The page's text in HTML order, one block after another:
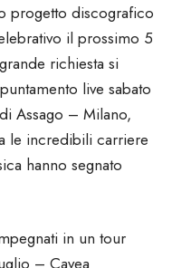
progetto discografico
il prossimo 5
richiesta si
live sabato
Assago – Milano,
le incredibili carriere
hanno segnato
in un tour
– Cavea